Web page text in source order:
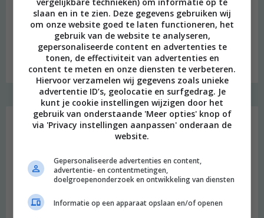
Budget recept: Linzensoep met kokosmelk
Instagram Merel
slaan en in te zien. Deze gegevens gebruiken wij
om onze website goed te laten functioneren, het
gebruik van de website te analyseren,
gepersonaliseerde content en advertenties te
tonen, de effectiviteit van advertenties en
content te meten en onze diensten te verbeteren.
Hiervoor verzamelen wij gegevens zoals unieke
advertentie ID’s, geolocatie en surfgedrag. Je
kunt je cookie instellingen wijzigen door het
gebruik van onderstaande 'Meer opties' knop of
via 'Privacy instellingen aanpassen' onderaan de
website.
Gepersonaliseerde advertenties en content,
advertentie- en contentmetingen,
doelgroepenonderzoek en ontwikkeling van diensten
Informatie op een apparaat opslaan en/of openen